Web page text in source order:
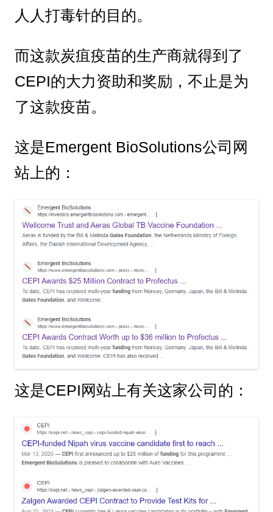
人人打毒针的目的。
而这款炭疽疫苗的生产商就得到了
CEPI的大力资助和奖励，不止是为
了这款疫苗。
这是Emergent BioSolutions公司网
站上的：
这是CEPI网站上有关这家公司的：